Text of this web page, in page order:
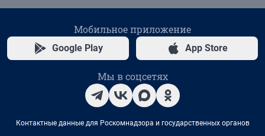
Мобильное приложение
Google Play App Store
Мы в соцсетях
Контактные данные для Роскомнадзора и государственных органов